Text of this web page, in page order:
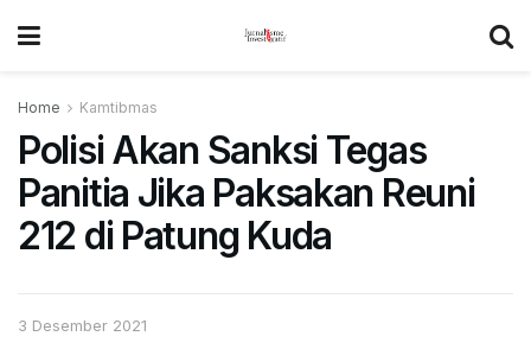
Home Kamtibmas
Polisi Akan Sanksi Tegas
Panitia Jika Paksakan Reuni
212 di Patung Kuda
3 Desember 2021